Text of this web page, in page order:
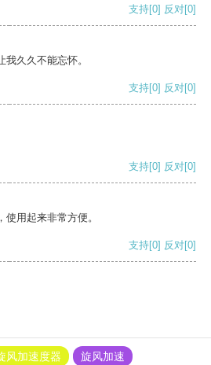
支持[0] 反对[0]
久久不能忘怀。
支持[0] 反对[0]
支持[0] 反对[0]
用起来非常方便。
支持[0] 反对[0]
风加速度器
旋风加速